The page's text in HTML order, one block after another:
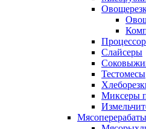
Слайсеры
Тестомесы
Миксеры